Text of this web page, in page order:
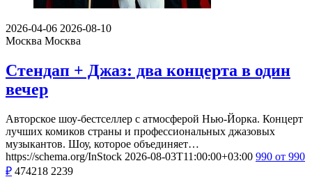
2026-04-06 2026-08-10
Москва Москва
Стендап + Джаз: два концерта в один
вечер
Авторское шоу-бестселлер с атмосферой Нью-Йорка. Концерт
лучших комиков страны и профессиональных джазовых
музыкантов. Шоу, которое объединяет…
https://schema.org/InStock 2026-08-03T11:00:00+03:00 990 от 990
₽ 474218 2239